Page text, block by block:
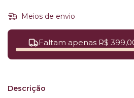
Meios de envio
Faltam apenas R$
Descrição